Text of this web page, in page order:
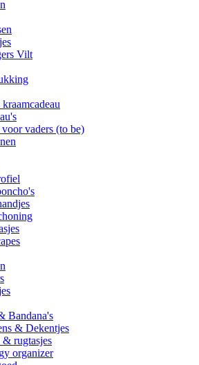
Vilt
voor vaders (to be)
Bandana's
& Dekentjes
& rugtasjes
organizer